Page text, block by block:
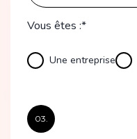
Vous êtes :*
Une entreprise
03.